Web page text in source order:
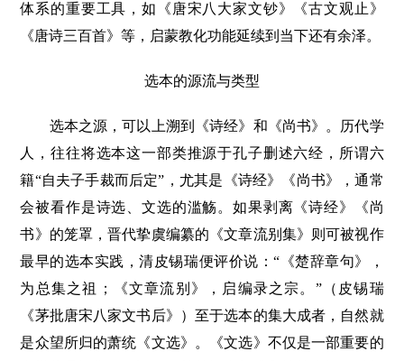
体系的重要工具，如《唐宋八大家文钞》《古文观止》
《唐诗三百首》等，启蒙教化功能延续到当下还有余泽。
选本的源流与类型
选本之源，可以上溯到《诗经》和《尚书》。历代学
人，往往将选本这一部类推源于孔子删述六经，所谓六
籍“自夫子手裁而后定”，尤其是《诗经》《尚书》，通常
会被看作是诗选、文选的滥觞。如果剥离《诗经》《尚
书》的笼罩，晋代挚虞编纂的《文章流别集》则可被视作
最早的选本实践，清皮锡瑞便评价说：“《楚辞章句》，
为总集之祖；《文章流别》，启编录之宗。”（皮锡瑞
《茅批唐宋八家文书后》）至于选本的集大成者，自然就
是众望所归的萧统《文选》。《文选》不仅是一部重要的